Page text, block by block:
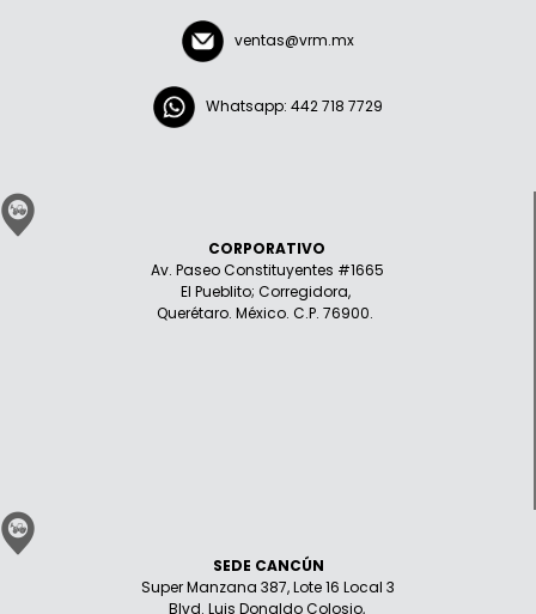
ventas@vrm.mx
Whatsapp: 442 718 7729
CORPORATIVO
Av. Paseo Constituyentes #1665
El Pueblito; Corregidora,
Querétaro. México. C.P. 76900.
SEDE CANCÚN
Super Manzana 387, Lote 16 Local 3
Blvd. Luis Donaldo Colosio,